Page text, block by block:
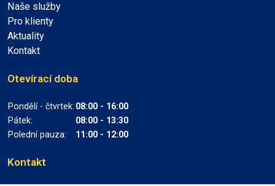
Naše služby
Pro klienty
Aktuality
Kontakt
Otevírací doba
Pondělí - čtvrtek: 08:00 - 16:00
Pátek:
08:00 - 13:30
Polední pauza:
11:00 - 12:00
Kontakt